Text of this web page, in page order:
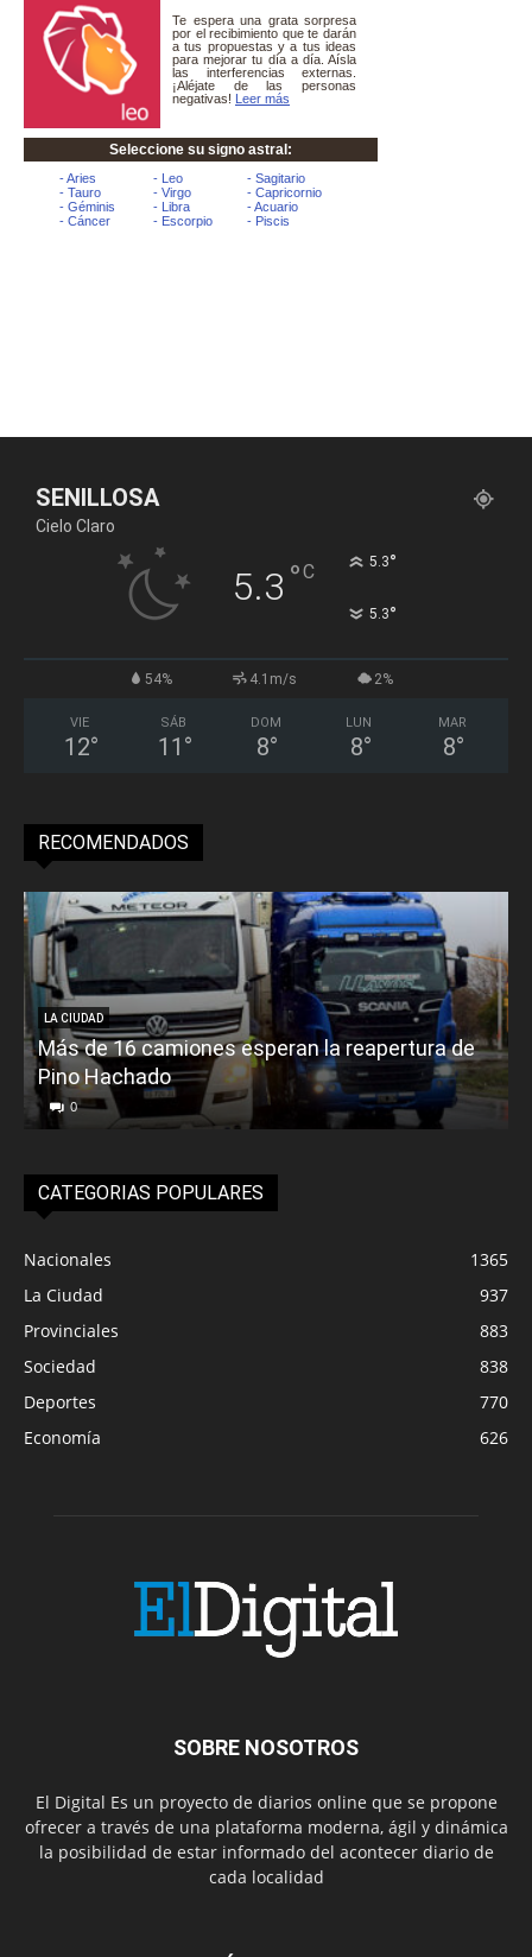
SENILLOSA
Cielo Claro
5.3 °C 5.3°
5.3°
54% 4.1m/s 2%
VIE
12°
SÁB
11 °
DOM
8°
LUN
8°
MAR
8°
RECOMENDADOS
LA CIUDAD
Más de 16 camiones esperan la reapertura de
Pino Hachado
0
CATEGORIAS POPULARES
Nacionales
1365
La Ciudad
937
Provinciales
883
Sociedad
838
Deportes
770
Economía
626
SOBRE NOSOTROS
El Digital Es un proyecto de diarios online que se propone
ofrecer a través de una plataforma moderna, ágil y dinámica
la posibilidad de estar informado del acontecer diario de
cada localidad